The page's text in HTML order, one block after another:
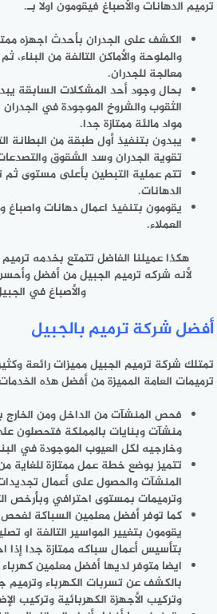
ترميم الدهانات والأصباغ فيقومون اولا بـ.
الكشف على الجدران بأحدث اجهزه
والملوحة والأماكن التالفة من البناء،
معالجة للجدران.
بحال وجود أحد المشكلات السابقة
الثقوب والشروخ الموجودة في
مواد مالئة ممتازة جدا.
يبدون بتنفيذ أول طبقة من البطانة
تقوية الجدران وسد الشقوق
تتم عملية التبطين بأعلى مستوى ثم
الدهانات.
يقومون بتنفيذ اعمال دهانات واصباغ
العملاء.
هكذا عميلنا الفاضل تتمتع بخدمه
لأنه شركه ترميم الجبيل من أفضل
والأصباغ في
أفضل شركة ترميم بالجبيل
تمتلك شركة ترميم الجبيل مميزات رائعة
ترميمات العامة المميزة من أفضل هذه
فحص المنشآت من الداخل ومن
منشآت وبنايات بالمملكة فتحصلون
وخارجيه لكل العيوب الموجودة في
تتميز بوضع خطة عمل ممتازة للغاية
المنشآت والحصول على أعمال
وترميمات بمستوى احترافي وبأرخص
كما توفر أفضل معلمين السباكة لفحص
يقومون بتغيير المواسير التالفة او
بتأسيس أعمال سباكه ممتازة جدا إذا
ايضا متوفر لديها أفضل معلمين
بالكشف عن تسربات الكهرباء وترميم
وتركيب الأجهزة الكهربائية وتركيب